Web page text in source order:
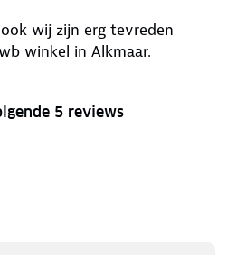
wij zijn erg tevreden
winkel in Alkmaar.
5 reviews